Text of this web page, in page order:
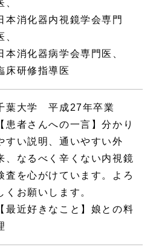
、
本消化器内視鏡学会専門
、
本消化器病学会専門医、
床研修指導医
葉大学 平成27年卒業
【患者さんへの一言】分かり
すい説明、通いやすい外
、なるべく辛くない内視鏡
査を心がけています。よろ
くお願いします。
【最近好きなこと】娘との料